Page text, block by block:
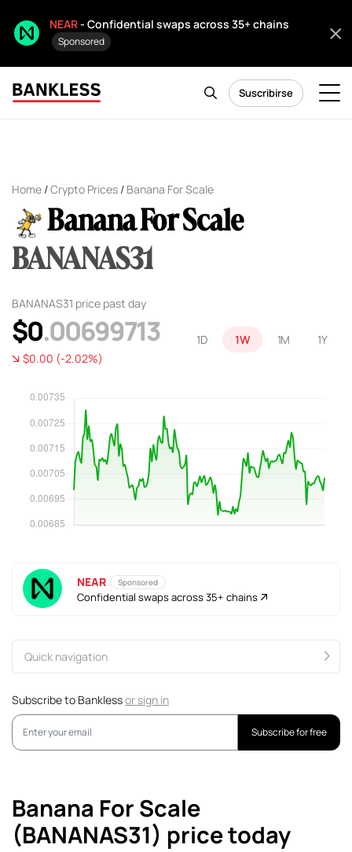
NEAR- Confidential swaps across 35+ chains
Sponsored
Suscribirse
Home /Crypto Prices / Banana For Scale
Banana For Scale
BANANAS31
1D 1W 1M 1Y
BANANAS31 price past day
$0.00699713
$0.00 (-2.02%)
NEAR Sponsored
Confidential swaps across 35+ chains
Quick navigation
Subscribe to Banklessorsign in
Subscribe for free
Banana For Scale
(BANANAS31) price today